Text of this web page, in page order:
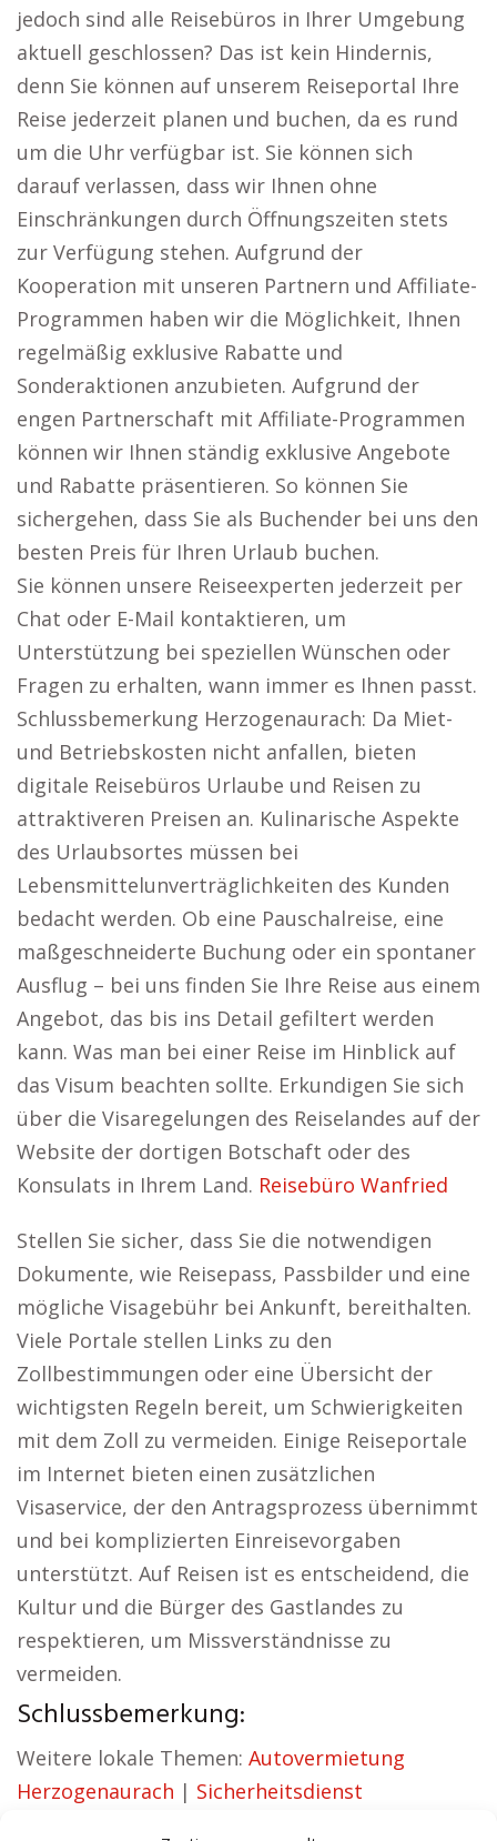
jedoch sind alle Reisebüros in Ihrer Umgebung
aktuell geschlossen? Das ist kein Hindernis,
denn Sie können auf unserem Reiseportal Ihre
Reise jederzeit planen und buchen, da es rund
um die Uhr verfügbar ist. Sie können sich
darauf verlassen, dass wir Ihnen ohne
Einschränkungen durch Öffnungszeiten stets
zur Verfügung stehen. Aufgrund der
Kooperation mit unseren Partnern und Affiliate-
Programmen haben wir die Möglichkeit, Ihnen
regelmäßig exklusive Rabatte und
Sonderaktionen anzubieten. Aufgrund der
engen Partnerschaft mit Affiliate-Programmen
können wir Ihnen ständig exklusive Angebote
und Rabatte präsentieren. So können Sie
sichergehen, dass Sie als Buchender bei uns den
besten Preis für Ihren Urlaub buchen.
Sie können unsere Reiseexperten jederzeit per
Chat oder E-Mail kontaktieren, um
Unterstützung bei speziellen Wünschen oder
Fragen zu erhalten, wann immer es Ihnen passt.
Schlussbemerkung Herzogenaurach: Da Miet-
und Betriebskosten nicht anfallen, bieten
digitale Reisebüros Urlaube und Reisen zu
attraktiveren Preisen an. Kulinarische Aspekte
des Urlaubsortes müssen bei
Lebensmittelunverträglichkeiten des Kunden
bedacht werden. Ob eine Pauschalreise, eine
maßgeschneiderte Buchung oder ein spontaner
Ausflug – bei uns finden Sie Ihre Reise aus einem
Angebot, das bis ins Detail gefiltert werden
kann. Was man bei einer Reise im Hinblick auf
das Visum beachten sollte. Erkundigen Sie sich
über die Visaregelungen des Reiselandes auf der
Website der dortigen Botschaft oder des
Konsulats in Ihrem Land. Reisebüro Wanfried
Stellen Sie sicher, dass Sie die notwendigen
Dokumente, wie Reisepass, Passbilder und eine
mögliche Visagebühr bei Ankunft, bereithalten.
Viele Portale stellen Links zu den
Zollbestimmungen oder eine Übersicht der
wichtigsten Regeln bereit, um Schwierigkeiten
mit dem Zoll zu vermeiden. Einige Reiseportale
im Internet bieten einen zusätzlichen
Visaservice, der den Antragsprozess übernimmt
und bei komplizierten Einreisevorgaben
unterstützt. Auf Reisen ist es entscheidend, die
Kultur und die Bürger des Gastlandes zu
respektieren, um Missverständnisse zu
vermeiden.
Schlussbemerkung:
Weitere lokale Themen: Autovermietung
Herzogenaurach | Sicherheitsdienst